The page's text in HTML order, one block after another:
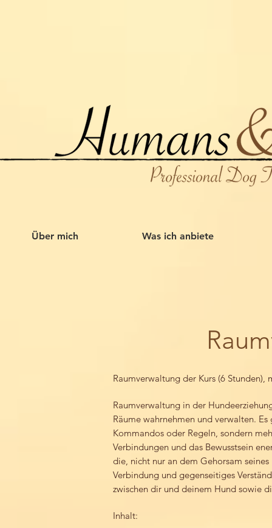
Über mich Was ich anbiete
Raumverwaltung der Kurs (6 Stunden),
Raumverwaltung in der
Räume wahrnehmen und verwalten.
Kommandos oder Regeln, sondern
Verbindungen und das Bewusstsein
die, nicht nur an dem Gehorsam
Verbindung und gegenseitiges
zwischen dir und deinem Hund sowie
Inhalt: